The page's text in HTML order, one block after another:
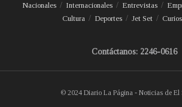
Nacionales Internacionales Entrevistas
Cultura
Deportes Jet Set
Contáctanos: 2246-0616
© 2024 Diario La Página - Noticias de El